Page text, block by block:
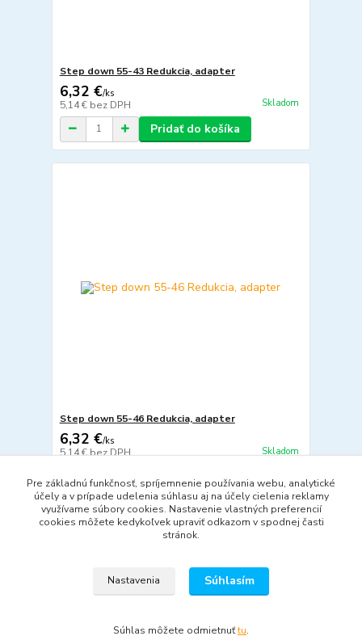
Step down 55-43 Redukcia, adapter
6,32 €/ks
5,14 € bez DPH Skladom
Pridať do košíka
Step down 55-46 Redukcia, adapter
6,32 €/ks
5,14 €bez DPH Skladom
Pridať do košíka
strana
Pre základnú funkčnosť, spríjemnenie používania webu, analytické
účely a v prípade udelenia súhlasu aj na účely cielenia reklamy
využívame súbory cookies. Nastavenie vlastných preferencií
cookies môžete kedykoľvek upraviť odkazom v spodnej časti
stránok.
Nastavenia Súhlasím
Súhlas môžete odmietnuťtu.